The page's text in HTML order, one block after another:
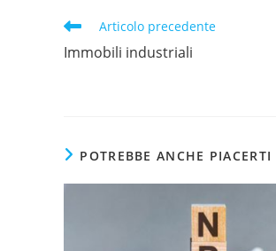
Articolo precedente
Immobili industriali
POTREBBE ANCHE PIACERTI